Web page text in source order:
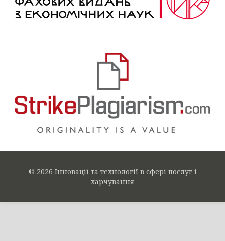
© 2026 Інновації та технології в сфері послуг і
харчування